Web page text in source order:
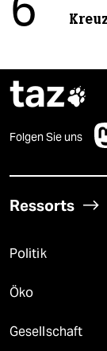
6
taz
Folgen Sie uns
Ressorts
Politik
Öko
Gesellschaft